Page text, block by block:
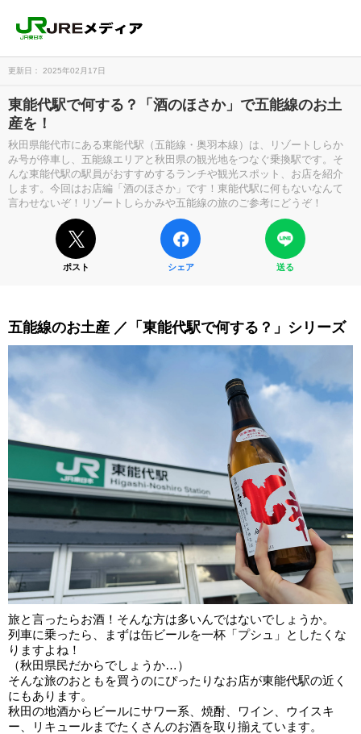
更新日： 2025年02月17日
東能代駅で何する？「酒のほさか」で五能線のお土
産を！
秋田県能代市にある東能代駅（五能線・奥羽本線）は、リゾートしらか
み号が停車し、五能線エリアと秋田県の観光地をつなぐ乗換駅です。そ
んな東能代駅の駅員がおすすめするランチや観光スポット、お店を紹介
します。今回はお店編「酒のほさか」です！東能代駅に何もないなんて
言わせないぞ！リゾートしらかみや五能線の旅のご参考にどうぞ！
ポスト シェア 送る
五能線のお土産 ／「東能代駅で何する？」シリーズ
旅と言ったらお酒！そんな方は多いんではないでしょうか。
列車に乗ったら、まずは缶ビールを一杯「プシュ」としたくな
りますよね！
（秋田県民だからでしょうか…）
そんな旅のおともを買うのにぴったりなお店が東能代駅の近く
にもあります。
秋田の地酒からビールにサワー系、焼酎、ワイン、ウイスキ
ー、リキュールまでたくさんのお酒を取り揃えています。